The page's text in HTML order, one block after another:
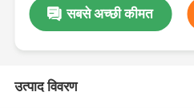
सबसे अच्छी कीमत
उत्पाद विवरण